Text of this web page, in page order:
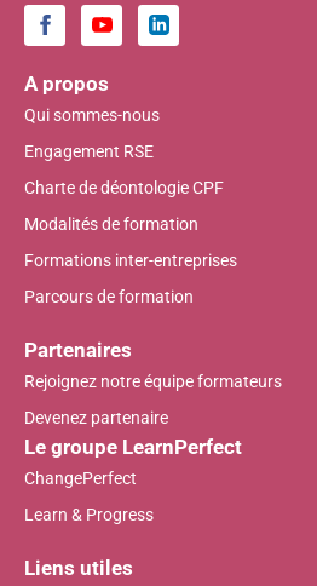
A propos
Qui sommes-nous
Engagement RSE
Charte de déontologie CPF
Modalités de formation
Formations inter-entreprises
Parcours de formation
Partenaires
Rejoignez notre équipe formateurs
Devenez partenaire
Le groupe LearnPerfect
ChangePerfect
Learn & Progress
Liens utiles